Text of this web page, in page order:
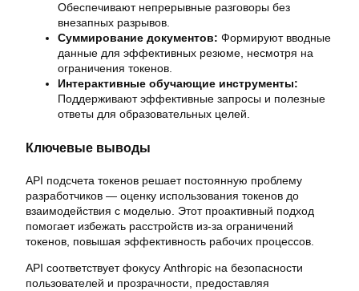
Обеспечивают непрерывные разговоры без
внезапных разрывов.
Суммирование документов: Формируют вводные
данные для эффективных резюме, несмотря на
ограничения токенов.
Интерактивные обучающие инструменты:
Поддерживают эффективные запросы и полезные
ответы для образовательных целей.
Ключевые выводы
API подсчета токенов решает постоянную проблему
разработчиков — оценку использования токенов до
взаимодействия с моделью. Этот проактивный подход
помогает избежать расстройств из-за ограничений
токенов, повышая эффективность рабочих процессов.
API соответствует фокусу Anthropic на безопасности
пользователей и прозрачности, предоставляя